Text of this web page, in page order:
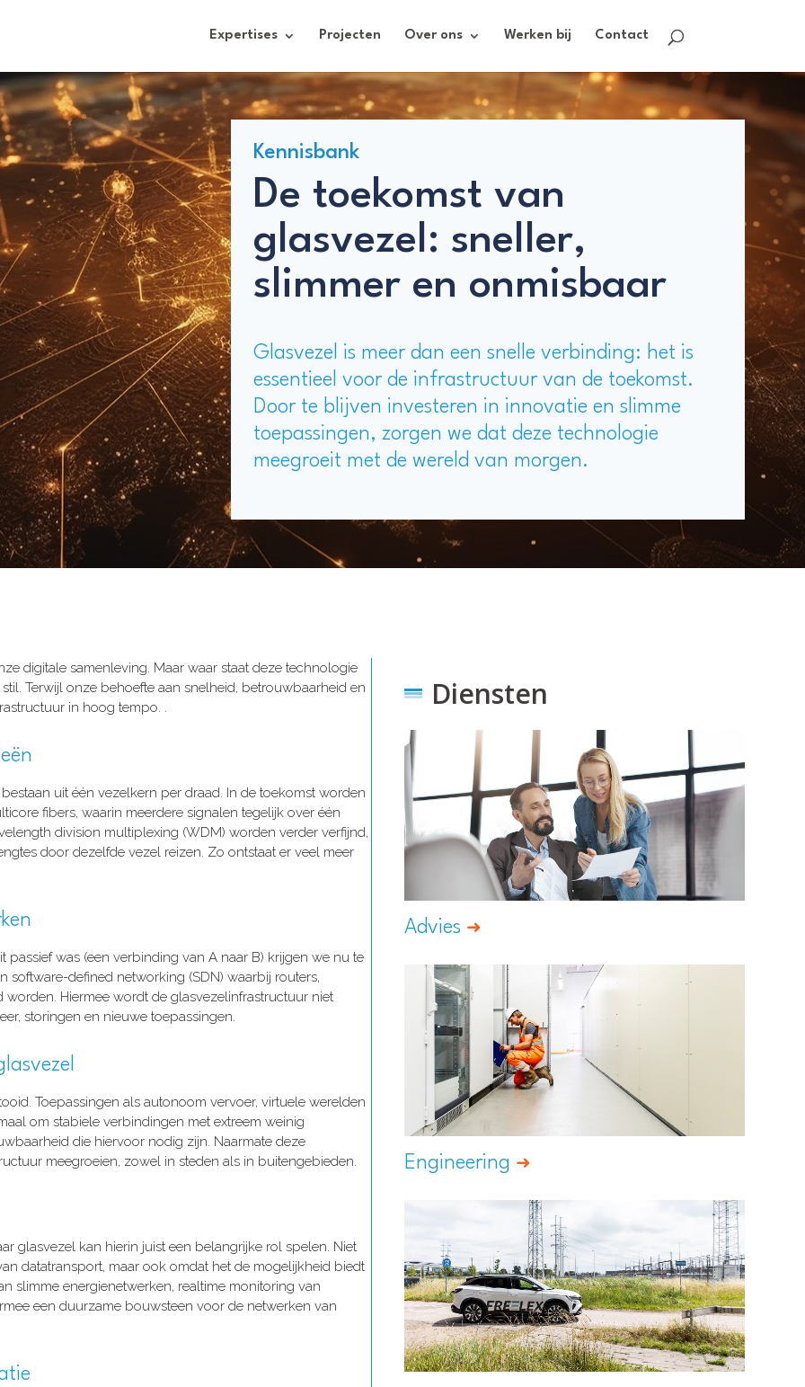
Expertises Projecten Over ons Werken bij Contact
Kennisbank
De toekomst van
glasvezel: sneller,
slimmer en onmisbaar
Glasvezel is meer dan een snelle verbinding: het is
essentieel voor de infrastructuur van de toekomst.
Door te blijven investeren in innovatie en slimme
toepassingen, zorgen we dat deze technologie
meegroeit met de wereld van morgen.
digitale samenleving. Maar waar staat deze technologie
Terwijl onze behoefte aan snelheid, betrouwbaarheid en
in hoog tempo. .
uit één vezelkern per draad. In de toekomst worden
fibers, waarin meerdere signalen tegelijk over één
division multiplexing (WDM) worden verder verfijnd,
door dezelfde vezel reizen. Zo ontstaat er veel meer
passief was (een verbinding van A naar B) krijgen we nu te
software-defined networking (SDN) waarbij routers,
Hiermee wordt de glasvezelinfrastructuur niet
storingen en nieuwe toepassingen.
Toepassingen als autonoom vervoer, virtuele werelden
om stabiele verbindingen met extreem weinig
die hiervoor nodig zijn. Naarmate deze
meegroeien, zowel in steden als in buitengebieden.
glasvezel kan hierin juist een belangrijke rol spelen. Niet
datatransport, maar ook omdat het de mogelijkheid biedt
slimme energienetwerken, realtime monitoring van
een duurzame bouwsteen voor de netwerken van
Diensten
Advies
Engineering